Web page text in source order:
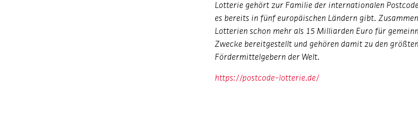
Lotterie gehört zur Familie der internationalen
es bereits in fünf europäischen Ländern gibt.
Lotterien schon mehr als 15 Milliarden Euro für
Zwecke bereitgestellt und gehören damit zu den
Fördermittelgebern der Welt.
https://postcode-lotterie.de/